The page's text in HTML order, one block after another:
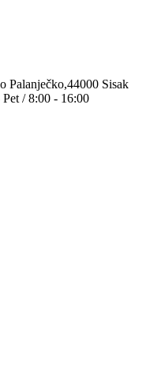
Palanječko,44000 Sisak
Pet / 8:00 - 16:00